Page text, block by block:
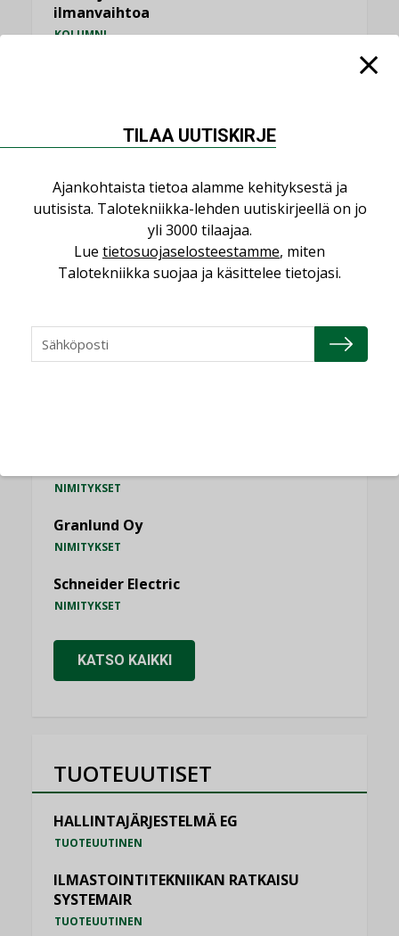
ilmanvaihtoa
KOLUMNI
Vesi- ja viemärimitoittaminen on
MIELIPIDE
KATSO KAIKKI
NIMITYKSET
NIMITYKSET
Granlund Oy
NIMITYKSET
Schneider Electric
NIMITYKSET
KATSO KAIKKI
TUOTEUUTISET
HALLINTAJÄRJESTELMÄ EG
TUOTEUUTINEN
ILMASTOINTITEKNIIKAN RATKAISU
SYSTEMAIR
TUOTEUUTINEN
TILAA UUTISKIRJE
Ajankohtaista tietoa alamme kehityksestä ja
uutisista. Talotekniikka-lehden uutiskirjeellä on jo
yli 3000 tilaajaa.
Lue tietosuojaselosteestamme, miten
Talotekniikka suojaa ja käsittelee tietojasi.